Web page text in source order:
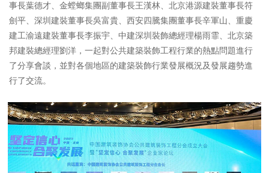
事長葉德才、金螳螂集團副董事長王漢林、北京港源建裝董事長符
劍平、深圳建裝董事長吳富貴、西安四騰集團董事長辛軍山、重慶
建工渝遠建裝董事長李振宇、中建深圳裝飾總經理楊雨霏、北京築
邦建裝總經理劉洋，一起對公共建築裝飾工程行業的熱點問題進行
了分享會談，並對各個地區的建築裝飾行業發展概況及發展趨勢進
行了交流。